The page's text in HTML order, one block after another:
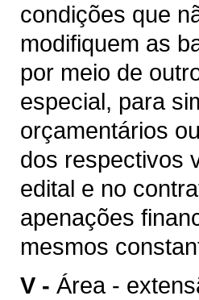
condições que
modifiquem as
por meio de
especial, para
orçamentários
dos respectivos
edital e no
apenações
mesmos
V - Área -